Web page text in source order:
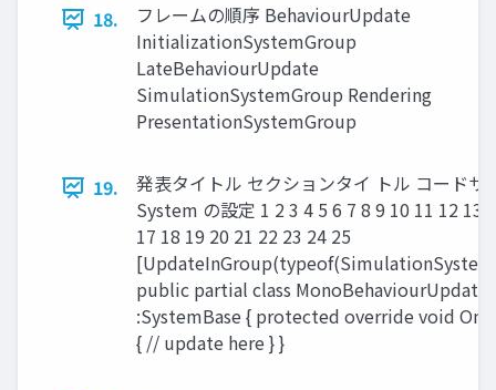
18.
フレームの順序 BehaviourUpdate
InitializationSystemGroup
LateBehaviourUpdate
SimulationSystemGroup Rendering
PresentationSystemGroup
19.
発表タイトル セクションタイ トル コードサ
System の設定 1 2 3 4 5 6 7 8 9 10 11 12 13
17 18 19 20 21 22 23 24 25
public partial class
:SystemBase { protected override void
{ // update here } }